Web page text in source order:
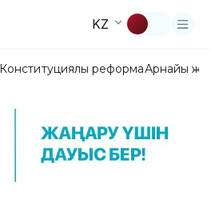
KZ
Конституциялық реформаАрнайы